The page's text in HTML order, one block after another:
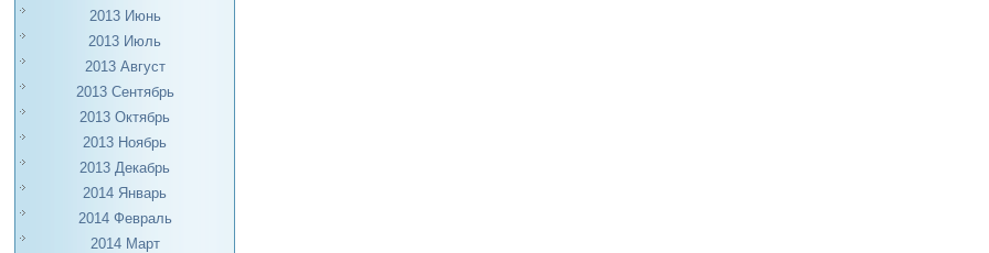
2013 Июнь
2013 Июль
2013 Август
2013 Сентябрь
2013 Октябрь
2013 Ноябрь
2013 Декабрь
2014 Январь
2014 Февраль
2014 Март